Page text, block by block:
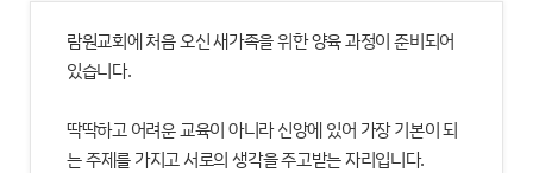
람원교회에 처음 오신 새가족을 위한 양육 과정이 준비되어
있습니다.
딱딱하고 어려운 교육이 아니라 신앙에 있어 가장 기본이 되
는 주제를 가지고 서로의 생각을 주고받는 자리입니다.